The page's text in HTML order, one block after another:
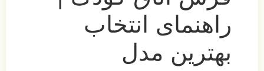
راهنمای انتخاب
بهترین مدل